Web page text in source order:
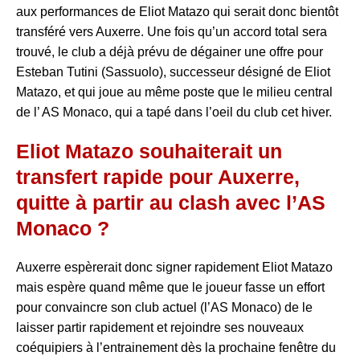
aux performances de Eliot Matazo qui serait donc bientôt
transféré vers Auxerre. Une fois qu’un accord total sera
trouvé, le club a déjà prévu de dégainer une offre pour
Esteban Tutini (Sassuolo), successeur désigné de Eliot
Matazo, et qui joue au même poste que le milieu central
de l’ AS Monaco, qui a tapé dans l’oeil du club cet hiver.
Eliot Matazo souhaiterait un
transfert rapide pour Auxerre,
quitte à partir au clash avec l’AS
Monaco ?
Auxerre espèrerait donc signer rapidement Eliot Matazo
mais espère quand même que le joueur fasse un effort
pour convaincre son club actuel (l’AS Monaco) de le
laisser partir rapidement et rejoindre ses nouveaux
coéquipiers à l’entrainement dès la prochaine fenêtre du